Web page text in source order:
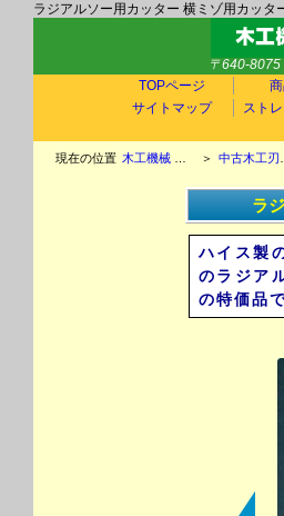
ラジアルソー用カッター 横ミゾ用カッ
〒640-
TOPページ
サイトマップ
スト
現在の位置 ＞
ラ
ハイス製
のラジア
の特価品